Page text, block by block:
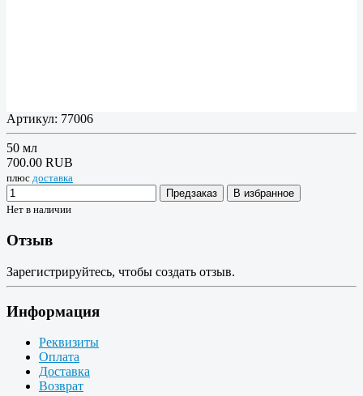
Артикул: 77006
50 мл
700.00 RUB
плюс доставка
Предзаказ
В избранное
Нет в наличии
Отзыв
Зарегистрируйтесь, чтобы создать отзыв.
Информация
Реквизиты
Оплата
Доставка
Возврат